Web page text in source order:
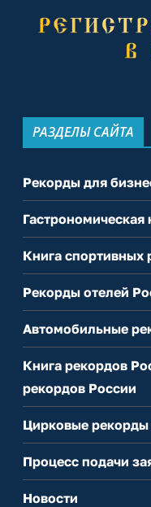
РАЗДЕЛЫ САЙТА
Рекорды для
Гастрономическая
Книга спортивных
Рекорды отелей
Автомобильные
Книга рекордов
рекордов России
Цирковые рекорды
Процесс подачи
Новости